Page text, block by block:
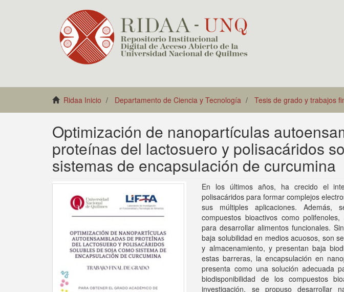
Ridaa Inicio Departamento de Ciencia y Tecnología Tesis de grado y trabajos
Optimización de nanopartículas
proteínas del lactosuero y polisacáridos
sistemas de encapsulación de curcumina
En los últimos años, ha crecido el
polisacáridos para formar complejos
sus múltiples aplicaciones. Además,
compuestos bioactivos como
para desarrollar alimentos funcionales.
baja solubilidad en medios acuosos, son
y almacenamiento, y presentan baja
estas barreras, la encapsulación en
presenta como una solución adecuada
biodisponibilidad de los compuestos
investigación, se propuso desarrollar